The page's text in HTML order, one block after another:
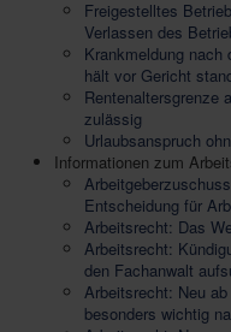
Freigestelltes
Verlassen des
Krankmeldung nach
hält vor Gericht
Rentenaltersgrenze
zulässig
Urlaubsanspruch
Informationen zum
Entscheidung für
Arbeitsrecht: Das
Arbeitsrecht:
den Fachanwalt
Arbeitsrecht: Neu
besonders wichtig